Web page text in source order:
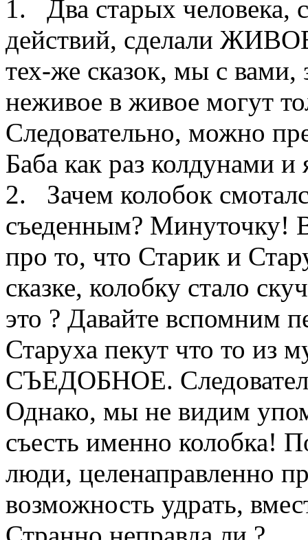
1. Два старых
действий, сделали
тех-же сказок, мы с вами,
неживое в живое могут
Следовательно, можно
Баба как раз колдунами и
2. Зачем колобок
съеденным? Минуточку!
про то, что Старик и
сказке, колобку стало
это ? Давайте вспомним
Старуха пекут что то из
СЪЕДОБНОЕ.
Однако, мы не видим
съесть именно колобка!
люди, целенаправленно
возможность удрать,